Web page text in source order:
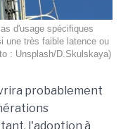
d'usage spécifiques
une très faible latence ou
: Unsplash/D.Skulskaya)
probablement
l'adoption à